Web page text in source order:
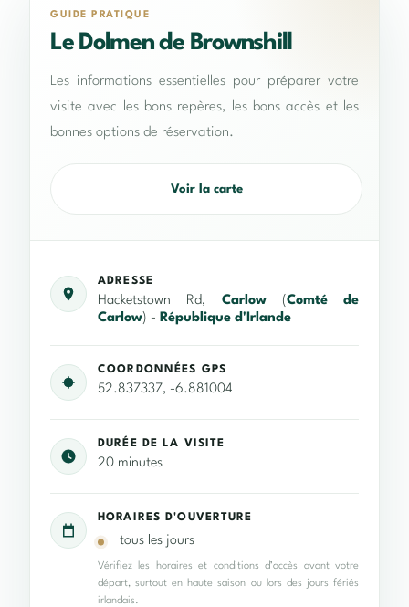
GUIDE PRATIQUE
Le Dolmen de Brownshill
Les informations essentielles pour préparer votre
visite avec les bons repères, les bons accès et les
bonnes options de réservation.
Voir la carte
ADRESSE
Hacketstown Rd, Carlow(Comté de
Carlow) - République d'Irlande
COORDONNÉES GPS
52.837337, -6.881004
DURÉE DE LA VISITE
20 minutes
HORAIRES D'OUVERTURE
tous les jours
Vérifiez les horaires et conditions d’accès avant votre
départ, surtout en haute saison ou lors des jours fériés
irlandais.